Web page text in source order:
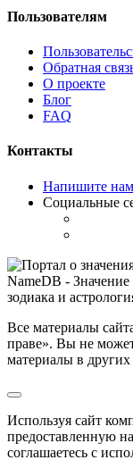
Пользователям
Обратная
О проекте
Блог
FAQ
Контакты
Напишите нам
Социальные
NameDB -
зодиака и
Все материалы
праве». Вы не
материалы в
Используя сайт
предоставленную
соглашаетесь с